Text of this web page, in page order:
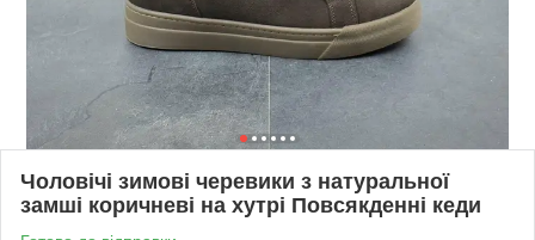
Чоловічі зимові черевики з натуральної
замші коричневі на хутрі Повсякденні кеди